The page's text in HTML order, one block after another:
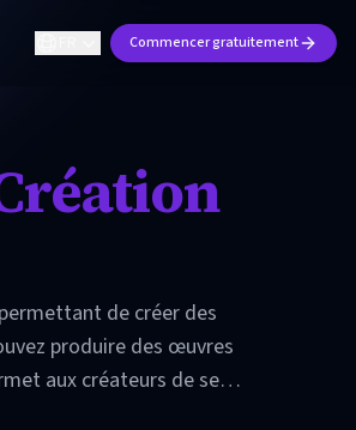
Commencer gratuitement
de créer des
produire des œuvres
aux créateurs de se
création par IA.